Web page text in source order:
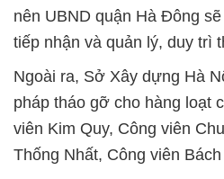
nên UBND quận Hà Đông
tiếp nhận và quản lý, duy trì
Ngoài ra, Sở Xây dựng Hà
pháp tháo gỡ cho hàng loạt
viên Kim Quy, Công viên
Thống Nhất, Công viên